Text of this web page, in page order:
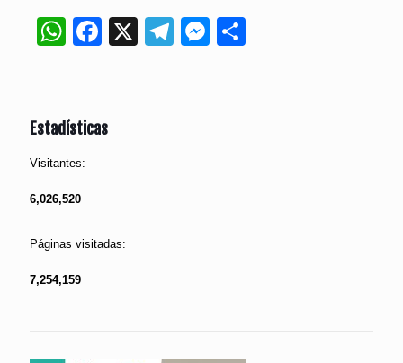
WhatsApp
Facebook
X Telegram
Messenger
Estadísticas
Visitantes:
6,026,520
Páginas visitadas:
7,254,159